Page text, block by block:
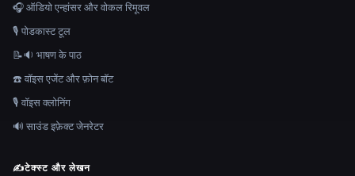
🎧 ऑडियो एन्हांसर और वोकल रिमूवल
🎙️ पोडकास्ट टूल
📝🔉 भाषण के पाठ
☎️ वॉइस एजेंट और फ़ोन बॉट
🎙️ वॉइस क्लोनिंग
🔊 साउंड इफ़ेक्ट जेनरेटर
✍️टेक्स्ट और लेखन